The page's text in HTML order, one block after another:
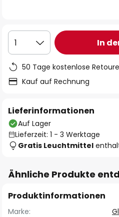
1 In
50 Tage kostenlose Retoure
Kauf auf Rechnung
Lieferinformationen
Auf Lager
Lieferzeit: 1 - 3 Werktage
Gratis Leuchtmittel
Ähnliche Produkte
Produktinformationen
Marke: